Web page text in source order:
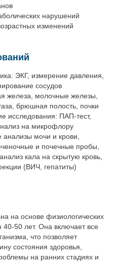
нарушений
изменений
ЭКГ, измерение давления,
сосудов
железа, молочные железы,
брюшная полость, почки
исследования: ПАП-тест,
на микрофлору
мочи и крови,
и почечные пробы,
кала на скрытую кровь,
(ВИЧ, гепатиты)
на основе физиологических
50 лет. Она включает все
что позволяет
состояния здоровья,
на ранних стадиях и